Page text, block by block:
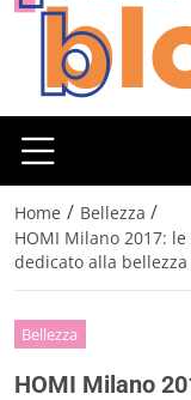
Home / Bellezza /
HOMI Milano 2017:
dedicato alla bellezza
Bellezza
HOMI Milano